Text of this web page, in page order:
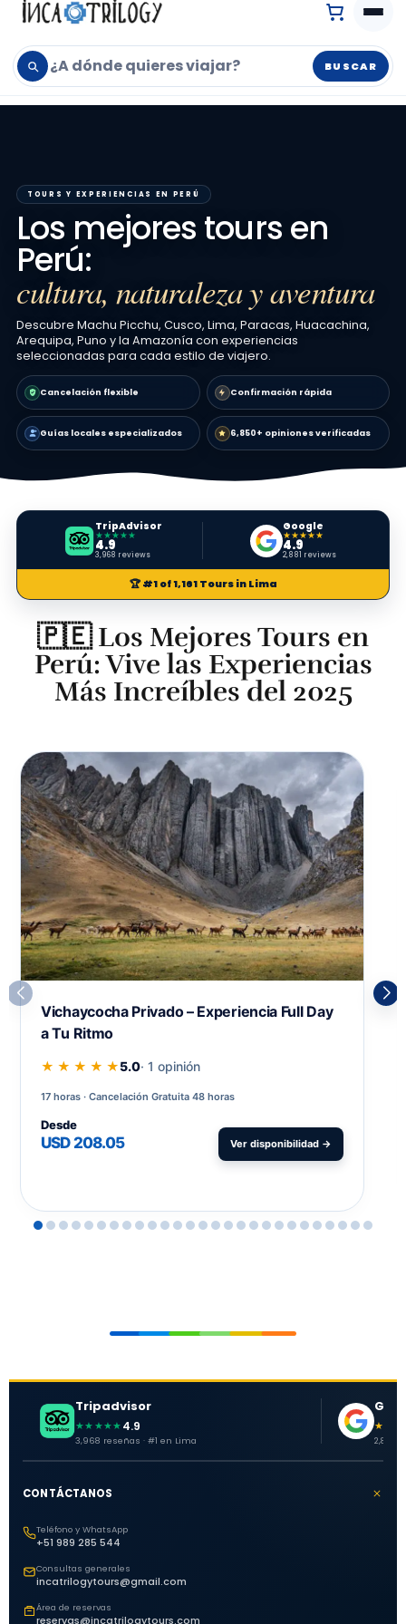
BUSCAR
TOURS Y EXPERIENCIAS EN PERÚ
Los mejores tours en
Perú:
cultura, naturaleza y aventura
Descubre Machu Picchu, Cusco, Lima, Paracas, Huacachina,
Arequipa, Puno y la Amazonía con experiencias
seleccionadas para cada estilo de viajero.
Cancelación flexible Confirmación rápida
Guías locales especializados 6,850+ opiniones verificadas
TripAdvisor
★★★★★
4.9
3,968 reviews
Google
★★★★★
4.9
2,881 reviews
🏆 #1 of 1,161 Tours in Lima
🇵🇪 Los Mejores Tours en
Perú: Vive las Experiencias
Más Increíbles del 2025
Vichaycocha Privado – Experiencia Full Day
a Tu Ritmo
★ ★ ★ ★ ★5.0· 1 opinión
17 horas Cancelación Gratuita 48 horas
Desde
USD 208.05 Ver disponibilidad →
Tripadvisor
★★★★★ 4.9
3,968 reseñas · #1 en Lima 2,881
CONTÁCTANOS
Teléfono y WhatsApp
+51 989 285 544
Consultas generales
incatrilogytours@gmail.com
Área de reservas
reservas@incatrilogytours.com